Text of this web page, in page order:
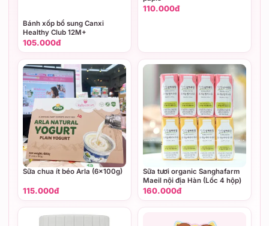
Bánh xốp bổ sung Canxi
Healthy Club 12M+
105.000đ
110.000đ
Sữa chua ít béo Arla (6x100g)
115.000đ
Sữa tươi organic Sanghafarm
Maeil nội địa Hàn (Lốc 4 hộp)
160.000đ